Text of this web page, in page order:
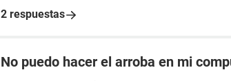
2 respuestas
No puedo hacer el arroba en mi